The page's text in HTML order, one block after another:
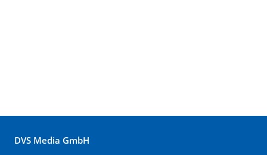
DVS Media GmbH